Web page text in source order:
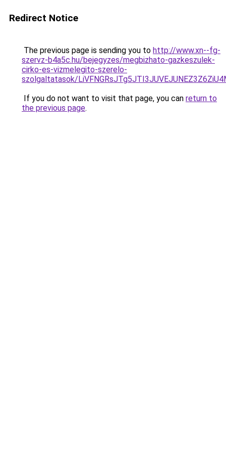
Redirect Notice
The previous page is sending you to http://www.xn--fg-
szervz-b4a5c.hu/bejegyzes/megbizhato-gazkeszulek-
cirko-es-vizmelegito-szerelo-
szolgaltatasok/
If you do not want to visit that page, you can return to
the previous page.